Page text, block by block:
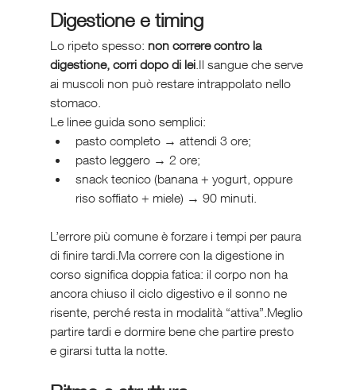
Digestione e timing
Lo ripeto spesso: non correre contro la
digestione, corri dopo di lei.Il sangue che serve
ai muscoli non può restare intrappolato nello
stomaco.
Le linee guida sono semplici:
pasto completo → attendi 3 ore;
pasto leggero → 2 ore;
snack tecnico (banana + yogurt, oppure
riso soffiato + miele) → 90 minuti.
L’errore più comune è forzare i tempi per paura
di finire tardi.Ma correre con la digestione in
corso significa doppia fatica: il corpo non ha
ancora chiuso il ciclo digestivo e il sonno ne
risente, perché resta in modalità “attiva”.Meglio
partire tardi e dormire bene che partire presto
e girarsi tutta la notte.